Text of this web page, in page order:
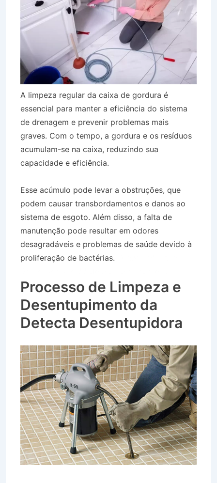
A limpeza regular da caixa de gordura é
essencial para manter a eficiência do sistema
de drenagem e prevenir problemas mais
graves. Com o tempo, a gordura e os resíduos
acumulam-se na caixa, reduzindo sua
capacidade e eficiência.
Esse acúmulo pode levar a obstruções, que
podem causar transbordamentos e danos ao
sistema de esgoto. Além disso, a falta de
manutenção pode resultar em odores
desagradáveis e problemas de saúde devido à
proliferação de bactérias.
Processo de Limpeza e
Desentupimento da
Detecta Desentupidora